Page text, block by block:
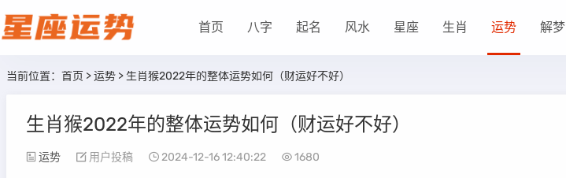
首页 八字 起名 风水 星座 生肖 运势 解梦
当前位置： 首页 >运势 > 生肖猴2022年的整体运势如何（财运好不好）
生肖猴2022年的整体运势如何（财运好不好）
运势 用户投稿 2024-12-16 12:40:22 1680